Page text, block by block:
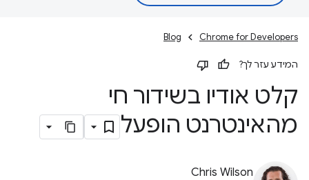
Chrome for Developers
Blog
המידע עזר לך?
קלט אודיו בשידור חי
מהאינטרנט הופעל
Chris Wilson